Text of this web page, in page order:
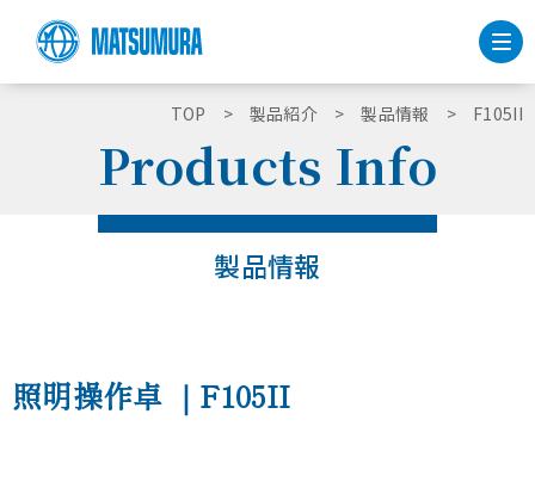
TOP 製品紹介 製品情報 F105II
Products Info
製品情報
照明操作卓 ｜F105II